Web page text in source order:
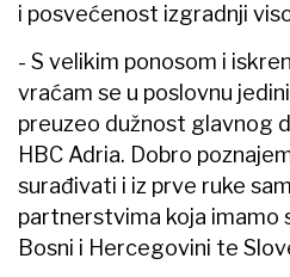
i posvećenost izgradnji
- S velikim ponosom i
vraćam se u poslovnu
preuzeo dužnost glavnog
HBC Adria. Dobro
surađivati i iz prve ruke
partnerstvima koja imamo
Bosni i Hercegovini te